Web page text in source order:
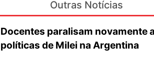
Outras Notícias
Docentes paralisam novamente
políticas de Milei na Argentina